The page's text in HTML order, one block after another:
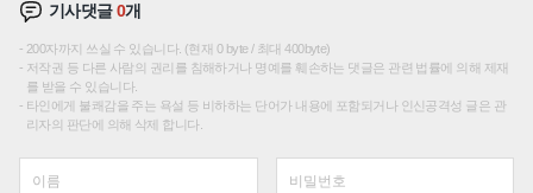
기사댓글0개
200자까지 쓰실 수 있습니다. (현재 0 byte / 최대 400byte)
저작권 등 다른 사람의 권리를 침해하거나 명예를 훼손하는 댓글은 관련 법률에 의해 제재
를 받을 수 있습니다.
타인에게 불쾌감을 주는 욕설 등 비하하는 단어가 내용에 포함되거나 인신공격성 글은 관
리자의 판단에 의해 삭제 합니다.